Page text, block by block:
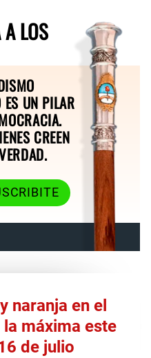
A LOS
ES UN PILAR
CREEN
naranja en el
máxima este
de julio